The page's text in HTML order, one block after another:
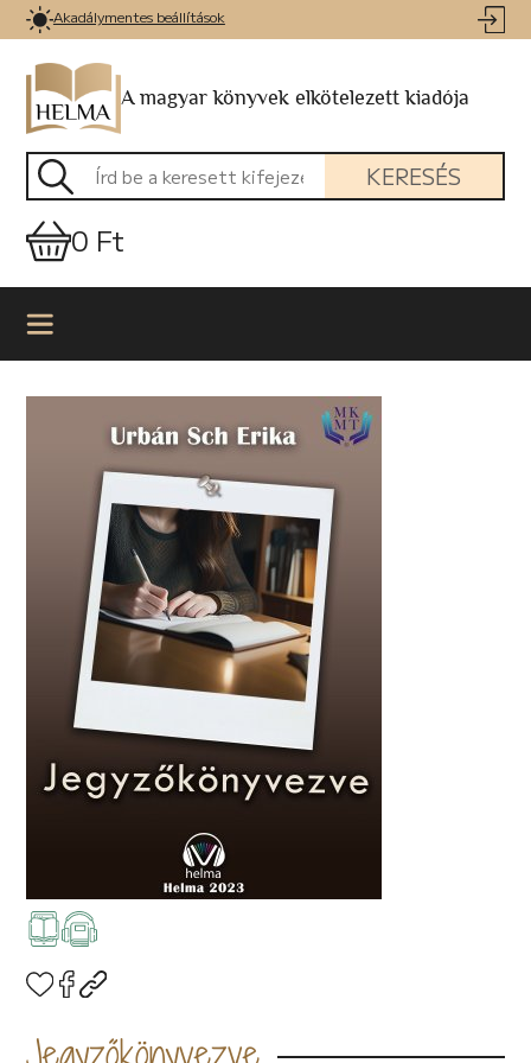
Akadálymentes beállítások
A magyar könyvek elkötelezett kiadója
KERESÉS
0 Ft